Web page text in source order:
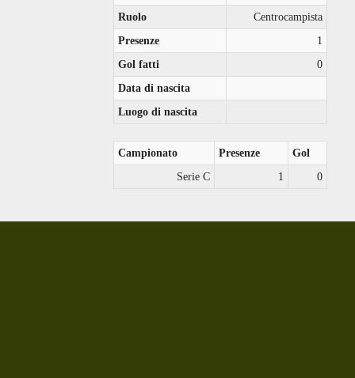
Ruolo
Centrocampista
Presenze
1
Gol fatti
0
Data di nascita
Luogo di nascita
Campionato Presenze
Gol
Serie C
1 0